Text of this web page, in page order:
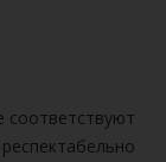
соответствуют